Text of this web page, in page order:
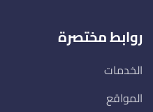
روابط مختصرة
الخدمات
المواقع